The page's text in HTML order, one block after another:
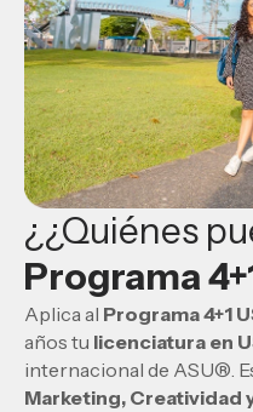
¿¿Quiénes
Programa
Aplica al Programa 4+1
años tu licenciatura en
internacional de ASU®.
Marketing, Creatividad